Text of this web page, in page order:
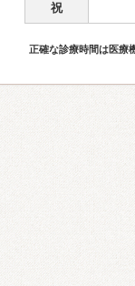
祝
正確な診療時間は医療